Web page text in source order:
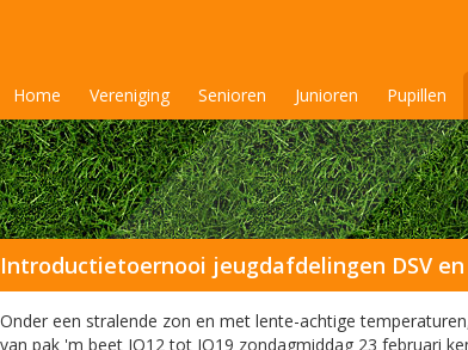
Home Vereniging Senioren Junioren Pupillen
Introductietoernooi jeugdafdelingen DSV
Onder een stralende zon en met lente-achtige
van pak 'm beet JO12 tot JO19 zondagmiddag 23 februari